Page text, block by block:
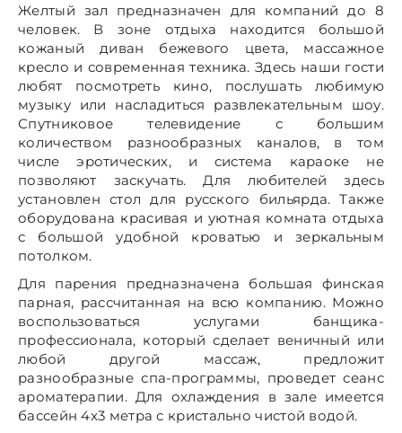
Желтый зал предназначен для компаний до 8
человек. В зоне отдыха находится большой
кожаный диван бежевого цвета, массажное
кресло и современная техника. Здесь наши гости
любят посмотреть кино, послушать любимую
музыку или насладиться развлекательным шоу.
Спутниковое телевидение с большим
количеством разнообразных каналов, в том
числе эротических, и система караоке не
позволяют заскучать. Для любителей здесь
установлен стол для русского бильярда. Также
оборудована красивая и уютная комната отдыха
с большой удобной кроватью и зеркальным
потолком.
Для парения предназначена большая финская
парная, рассчитанная на всю компанию. Можно
воспользоваться услугами банщика-
профессионала, который сделает веничный или
любой другой массаж, предложит
разнообразные спа-программы, проведет сеанс
ароматерапии. Для охлаждения в зале имеется
бассейн 4x3 метра с кристально чистой водой.